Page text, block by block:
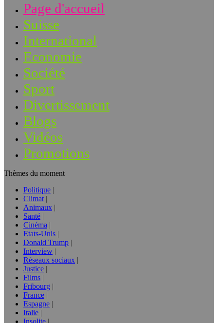
Page d'accueil
Suisse
International
Economie
Société
Sport
Divertissement
Blogs
Vidéos
Promotions
Thèmes du moment
Politique
Climat
Animaux
Santé
Cinéma
Etats-Unis
Donald Trump
Interview
Réseaux sociaux
Justice
Films
Fribourg
France
Espagne
Italie
Insolite